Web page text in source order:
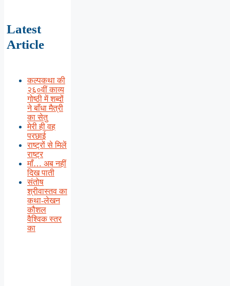
Latest
Article
कल्पकथा की
२६०वीं काव्य
गोष्ठी में शब्दों
ने बाँधा मैत्री
का सेतु
मेरी ही वह
परछाई
राष्ट्रों से मिलें
राष्ट्र
माँ… अब नहीं
दिख पाती
संतोष
श्रीवास्तव का
कथा-लेखन
कौशल
वैश्विक स्तर
का